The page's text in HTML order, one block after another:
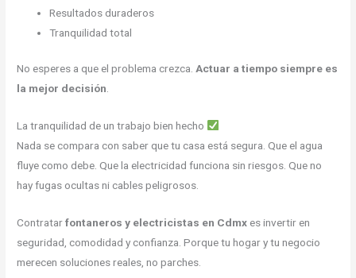
Resultados duraderos
Tranquilidad total
No esperes a que el problema crezca. Actuar a tiempo siempre es
la mejor decisión
La tranquilidad de un trabajo bien hecho
Nada se compara con saber que tu casa está segura. Que el agua
fluye como debe. Que la electricidad funciona sin riesgos. Que no
hay fugas ocultas ni cables peligrosos.
Contratarfontaneros y electricistas en Cdmx es invertir en
seguridad, comodidad y confianza. Porque tu hogar y tu negocio
merecen soluciones reales, no parches.